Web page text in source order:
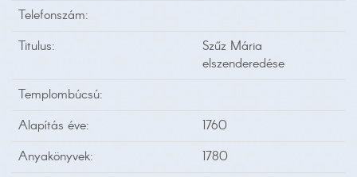
Telefonszám:
Titulus:
Szűz Mária
elszenderedése
Templombúcsú:
Alapítás éve:
1760
Anyakönyvek:
1780